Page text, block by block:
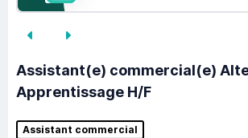
Assistant(e) commercial(e)
Apprentissage H/F
Assistant commercial